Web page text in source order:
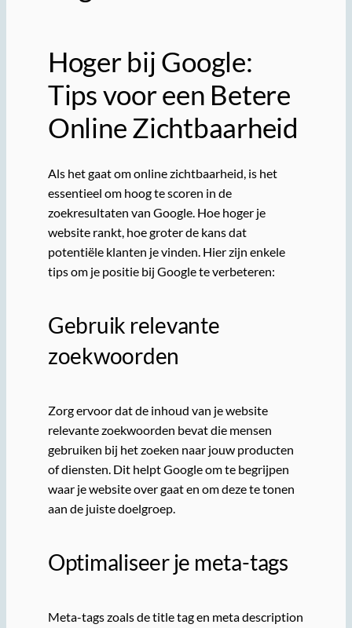
Hoger bij Google:
Tips voor een Betere
Online Zichtbaarheid
Als het gaat om online zichtbaarheid, is het
essentieel om hoog te scoren in de
zoekresultaten van Google. Hoe hoger je
website rankt, hoe groter de kans dat
potentiële klanten je vinden. Hier zijn enkele
tips om je positie bij Google te verbeteren:
Gebruik relevante
zoekwoorden
Zorg ervoor dat de inhoud van je website
relevante zoekwoorden bevat die mensen
gebruiken bij het zoeken naar jouw producten
of diensten. Dit helpt Google om te begrijpen
waar je website over gaat en om deze te tonen
aan de juiste doelgroep.
Optimaliseer je meta-tags
Meta-tags zoals de title tag en meta description